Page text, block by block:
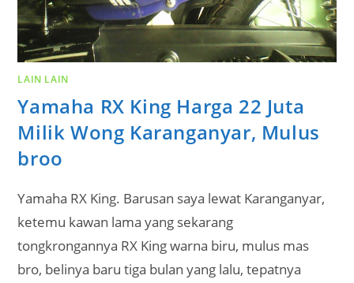
LAIN LAIN
Yamaha RX King Harga 22 Juta
Milik Wong Karanganyar, Mulus
broo
Yamaha RX King. Barusan saya lewat Karanganyar,
ketemu kawan lama yang sekarang
tongkrongannya RX King warna biru, mulus mas
bro, belinya baru tiga bulan yang lalu, tepatnya